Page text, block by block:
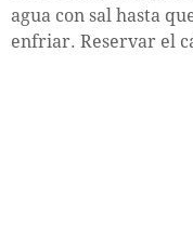
agua con sal hasta
enfriar. Reservar el